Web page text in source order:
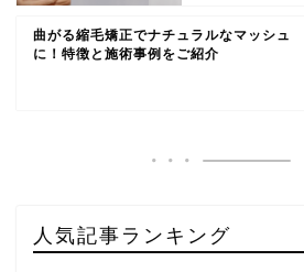
曲がる縮毛矯正でナチュラルなマッシュ
に！特徴と施術事例をご紹介
人気記事ランキング